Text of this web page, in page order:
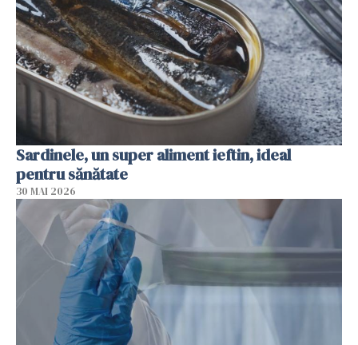
Sardinele, un super aliment ieftin, ideal
pentru sănătate
30 MAI 2026